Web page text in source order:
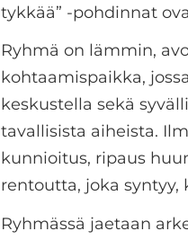
tykkää” -pohdinnat
Ryhmä on lämmin,
kohtaamispaikka,
keskustella sekä
tavallisista aiheista.
kunnioitus, ripaus
rentoutta, joka syntyy,
Ryhmässä jaetaan